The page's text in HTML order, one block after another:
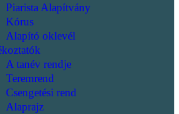
Piarista Alapítvány
Kórus
Alapító oklevél
A tanév rendje
Teremrend
Csengetési rend
Alaprajz